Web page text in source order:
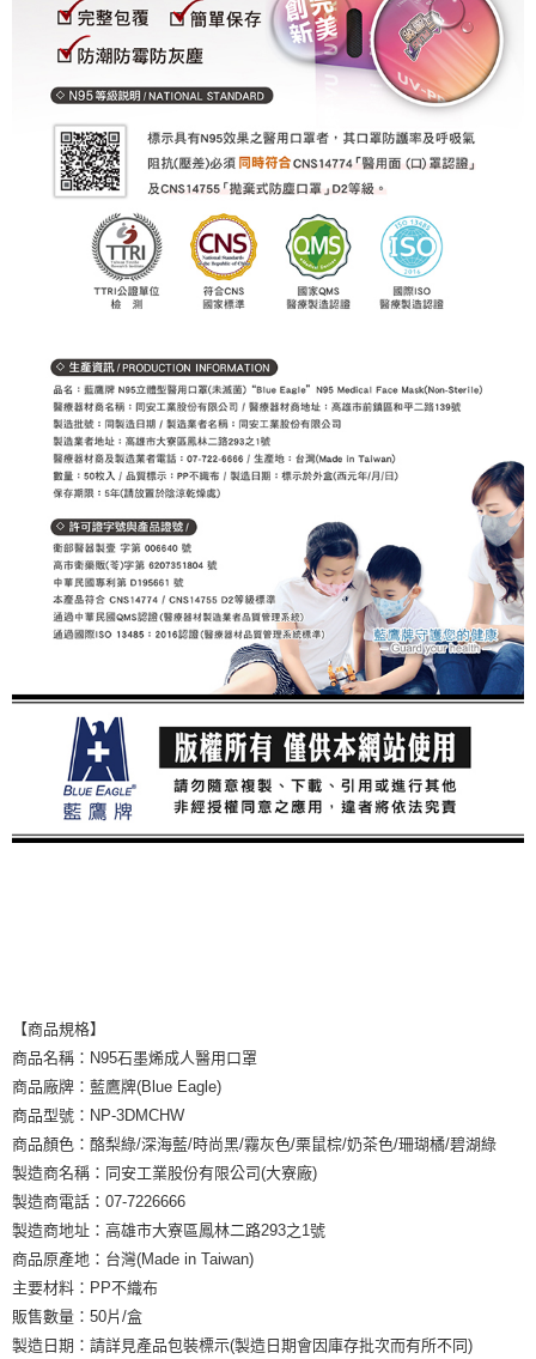
【商品規格】
商品名稱：N95石墨烯成人醫用口罩
商品廠牌：藍鷹牌(Blue Eagle)
商品型號：NP-3DMCHW
商品顏色：酪梨綠/深海藍/時尚黑/霧灰色/栗鼠棕/奶茶色/珊瑚橘/碧湖綠
製造商名稱：同安工業股份有限公司(大寮廠)
製造商電話：07-7226666
製造商地址：高雄市大寮區鳳林二路293之1號
商品原產地：台灣(Made in Taiwan)
主要材料：PP不織布
販售數量：50片/盒
製造日期：請詳見產品包裝標示(製造日期會因庫存批次而有所不同)